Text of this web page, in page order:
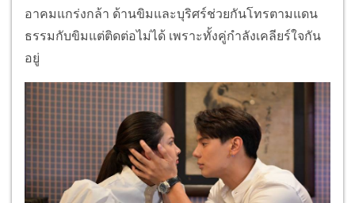
อาคมแกร่งกล้า ด้านขิมและบุริศร์ช่วยกันโทรตามแดน
ธรรมกับขิมแต่ติดต่อไม่ได้ เพราะทั้งคู่กำลังเคลียร์ใจกัน
อยู่